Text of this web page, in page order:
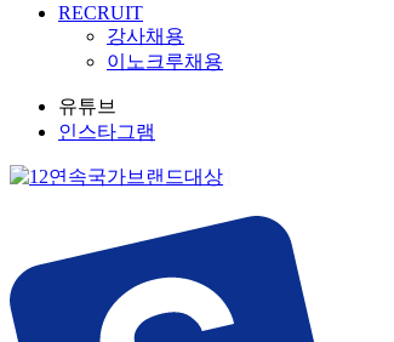
RECRUIT
강사채용
이노크루채용
유튜브
인스타그램